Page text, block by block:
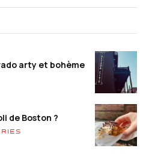
arty et bohème
de Boston ?